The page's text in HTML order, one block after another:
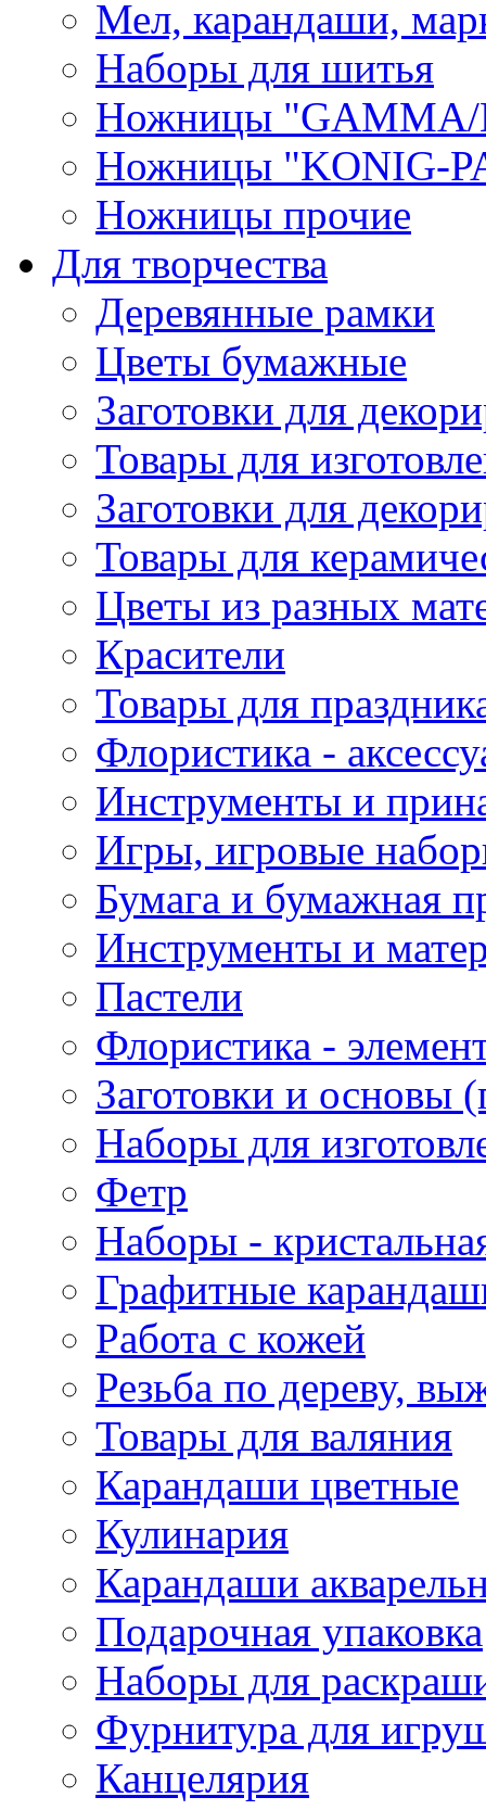
Мел, карандаши,
Наборы для шитья
Ножницы "GAMMA/
Ножницы "KONIG-
Ножницы прочие
Для творчества
Деревянные рамки
Цветы бумажные
Заготовки для
Товары для
Заготовки для
Товары для
Цветы из разных
Красители
Товары для
Флористика -
Инструменты и
Игры, игровые
Бумага и бумажная
Инструменты и
Пастели
Флористика -
Заготовки и основы
Наборы для
Фетр
Наборы -
Графитные
Работа с кожей
Резьба по дереву,
Товары для валяния
Карандаши цветные
Кулинария
Карандаши
Подарочная упаковка
Наборы для
Фурнитура для
Канцелярия